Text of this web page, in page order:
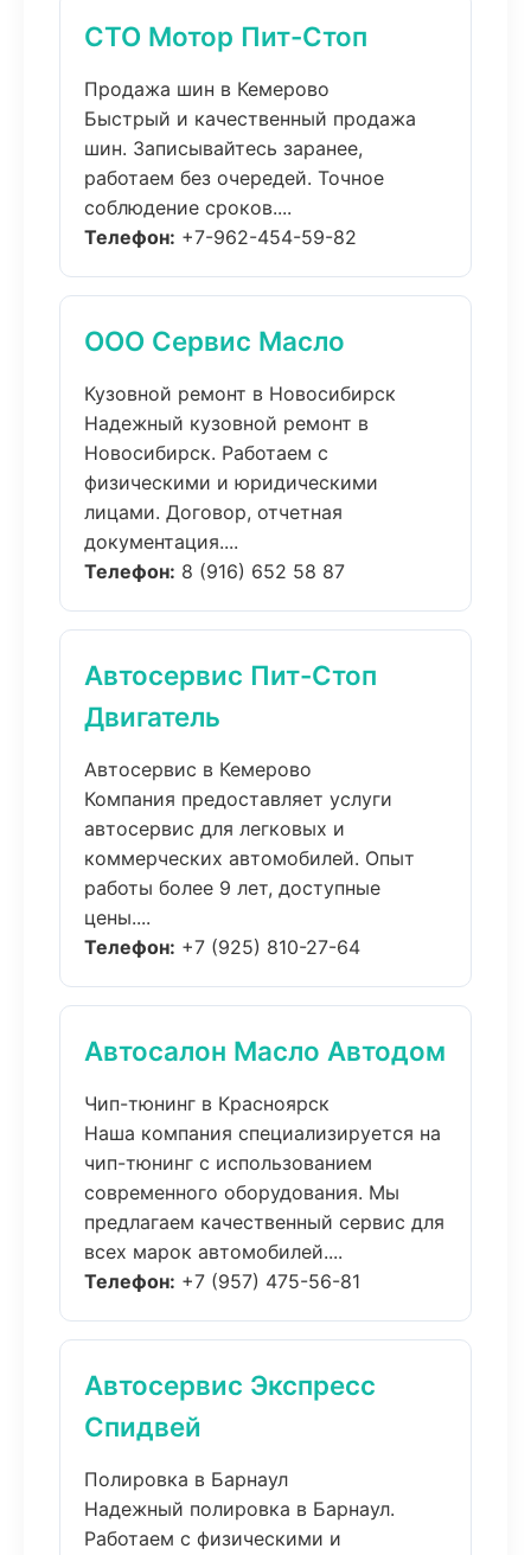
СТО Мотор Пит-Стоп
Продажа шин в Кемерово
Быстрый и качественный продажа
шин. Записывайтесь заранее,
работаем без очередей. Точное
соблюдение сроков....
Телефон: +7-962-454-59-82
ООО Сервис Масло
Кузовной ремонт в Новосибирск
Надежный кузовной ремонт в
Новосибирск. Работаем с
физическими и юридическими
лицами. Договор, отчетная
документация....
Телефон: 8 (916) 652 58 87
Автосервис Пит-Стоп
Двигатель
Автосервис в Кемерово
Компания предоставляет услуги
автосервис для легковых и
коммерческих автомобилей. Опыт
работы более 9 лет, доступные
цены....
Телефон: +7 (925) 810-27-64
Автосалон Масло Автодом
Чип-тюнинг в Красноярск
Наша компания специализируется на
чип-тюнинг с использованием
современного оборудования. Мы
предлагаем качественный сервис для
всех марок автомобилей....
Телефон: +7 (957) 475-56-81
Автосервис Экспресс
Спидвей
Полировка в Барнаул
Надежный полировка в Барнаул.
Работаем с физическими и